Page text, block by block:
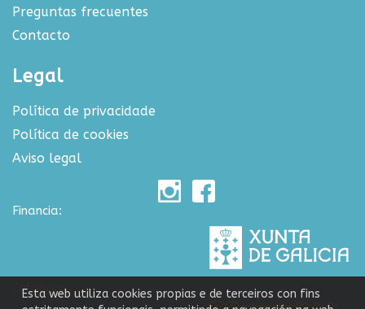
Preguntas frecuentes
Contacto
Legal
Política de privacidade
Política de cookies
Aviso legal
Financia:
Colabora:
Esta web utiliza cookies propias e de terceiros con fins